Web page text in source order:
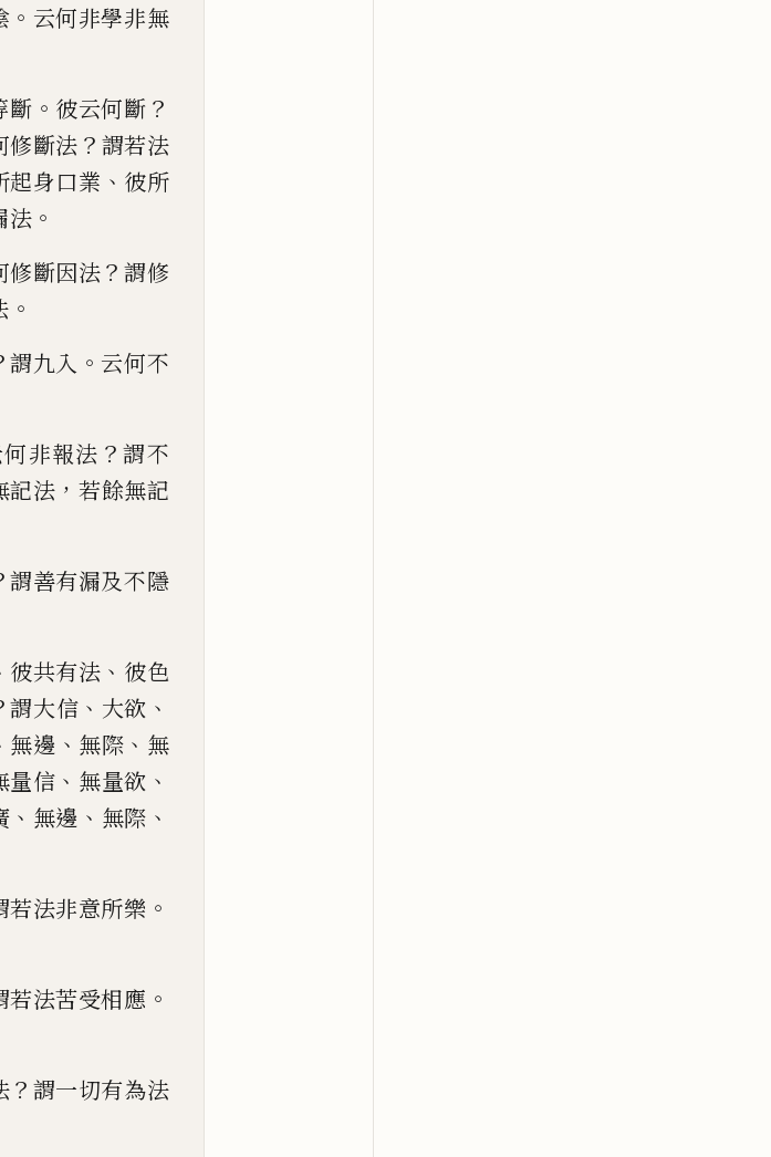
。 云何非學非無
斷 。 彼云何斷 ？
修斷法 ？ 謂若法
起身口業 、 彼所
法 。
修斷因法？ 謂修
。
謂九入 。 云何不
非報法 ？謂不
記法 ， 若餘無記
謂善有漏及不隱
彼共有法 、 彼色
謂大信 、 大欲 、
無邊 、 無際 、 無
量信 、 無量欲 、
、 無邊 、 無際 、
若法非意所樂 。
若法苦受相應 。
？ 謂一切有為法